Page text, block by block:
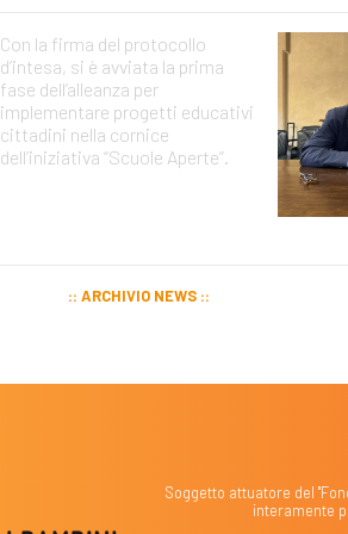
Con la firma del protocollo
d’intesa, si è avviata la prima
fase dell’alleanza per
implementare progetti educativi
cittadini nella cornice
dell’iniziativa “Scuole Aperte”.
ARCHIVIO NEWS
Soggetto attuatore del
interamente